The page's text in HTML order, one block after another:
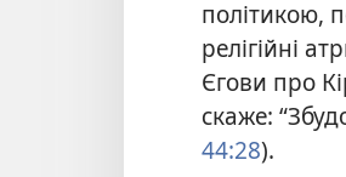
політикою,
релігійні
Єгови про
скаже:
44:28).